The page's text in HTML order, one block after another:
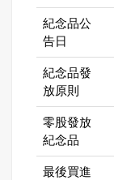
紀念品公
告日
紀念品發
放原則
零股發放
紀念品
最後買進